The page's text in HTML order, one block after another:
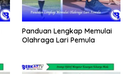
Panduan Lengkap Memulai
Olahraga Lari Pemula